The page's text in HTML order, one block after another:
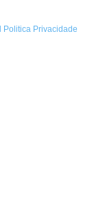
Politica Privacidade